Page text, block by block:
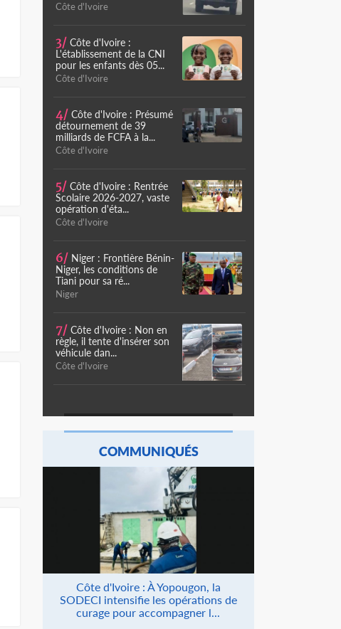
Côte d'Ivoire
3/ Côte d'Ivoire :
L'établissement de la CNI
pour les enfants dès 05...
Côte d'Ivoire
4/ Côte d'Ivoire : Présumé
détournement de 39
milliards de FCFA à la...
Côte d'Ivoire
5/ Côte d'Ivoire : Rentrée
Scolaire 2026-2027, vaste
opération d'éta...
Côte d'Ivoire
6/ Niger : Frontière Bénin-
Niger, les conditions de
Tiani pour sa ré...
Niger
7/ Côte d'Ivoire : Non en
règle, il tente d'insérer son
véhicule dan...
Côte d'Ivoire
COMMUNIQUÉS
Côte d'Ivoire : À Yopougon, la
SODECI intensifie les opérations de
curage pour accompagner l...